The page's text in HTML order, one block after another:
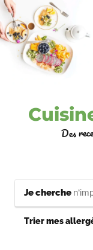
Des
Je cherche
Trier mes